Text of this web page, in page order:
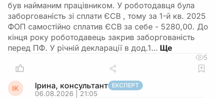
був найманим працівником. У роботодавця була
заборгованість зі сплати ЄСВ , тому за 1-й кв. 2025
ФОП самостійно сплатив ЄСВ за себе - 5280,00. До
кінця року роботодавець закрив заборгованість
перед ПФ. У річній декларації в дод.1…
5
ІК Ірина, консультант ЕКСПЕРТ
06.08.2026 | 21:05